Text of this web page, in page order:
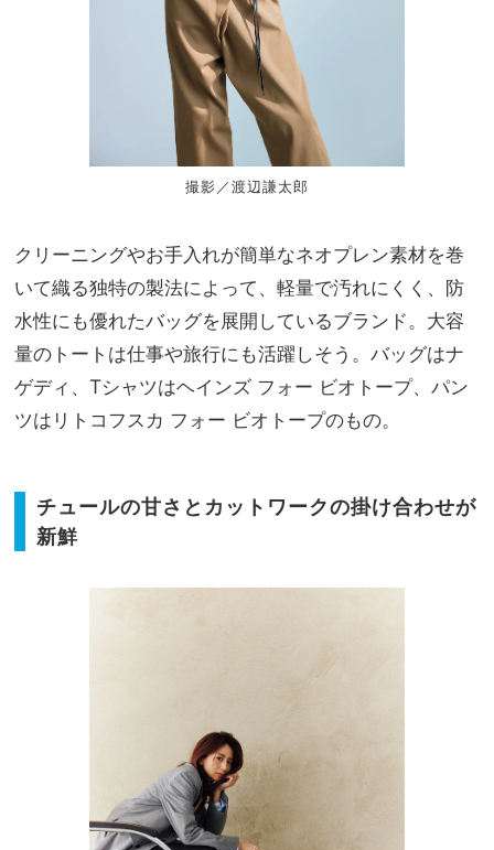
撮影／渡辺謙太郎
クリーニングやお手入れが簡単なネオプレン素材を巻
いて織る独特の製法によって、軽量で汚れにくく、防
水性にも優れたバッグを展開しているブランド。大容
量のトートは仕事や旅行にも活躍しそう。バッグはナ
ゲディ、Tシャツはヘインズ フォー ビオトープ、パン
ツはリトコフスカ フォー ビオトープのもの。
チュールの甘さとカットワークの掛け合わせが
新鮮